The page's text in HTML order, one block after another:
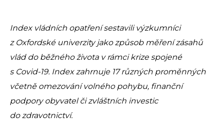
Index vládních opatření sestavili výzkumníci
z Oxfordské univerzity jako způsob měření zásahů
vlád do běžného života v rámci krize spojené
s Covid-19. Index zahrnuje 17 různých proměnných
včetně omezování volného pohybu, finanční
podpory obyvatel či zvláštních investic
do zdravotnictví.